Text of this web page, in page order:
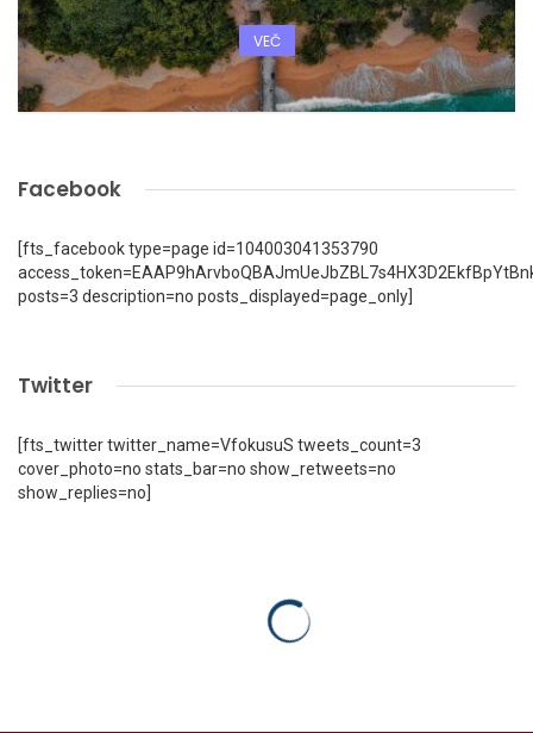
VEČ
Facebook
[fts_facebook type=page id=104003041353790
posts=3 description=no posts_displayed=page_only]
Twitter
[fts_twitter twitter_name=VfokusuS tweets_count=3
cover_photo=no stats_bar=no show_retweets=no
show_replies=no]